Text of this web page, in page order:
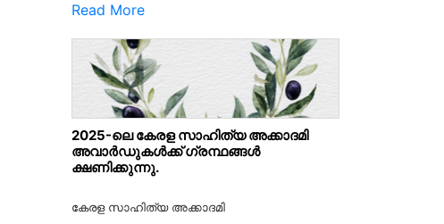
Read More
2025-ലെ കേരള സാഹിത്യ അക്കാദമി
അവാർഡുകൾക്ക് ഗ്രന്ഥങ്ങൾ
ക്ഷണിക്കുന്നു.
കേരള സാഹിത്യ അക്കാദമി